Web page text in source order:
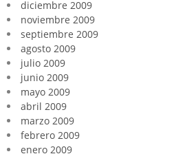
diciembre 2009
noviembre 2009
septiembre 2009
agosto 2009
julio 2009
junio 2009
mayo 2009
abril 2009
marzo 2009
febrero 2009
enero 2009